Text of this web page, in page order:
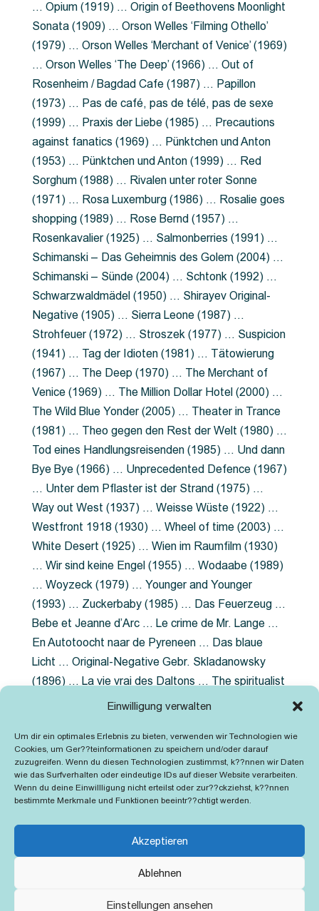
Einwilligung verwalten
Um dir ein optimales Erlebnis zu bieten, verwenden wir Technologien wie
Cookies, um Ger??teinformationen zu speichern und/oder darauf
zuzugreifen. Wenn du diesen Technologien zustimmst, k??nnen wir Daten
wie das Surfverhalten oder eindeutige IDs auf dieser Website verarbeiten.
Wenn du deine Einwillligung nicht erteilst oder zur??ckziehst, k??nnen
bestimmte Merkmale und Funktionen beeintr??chtigt werden.
Akzeptieren
Ablehnen
Einstellungen ansehen
… Opium (1919) … Origin of Beethovens Moonlight
Sonata (1909) … Orson Welles ‘Filming Othello’
(1979) … Orson Welles ‘Merchant of Venice’ (1969)
… Orson Welles ‘The Deep’ (1966) … Out of
Rosenheim / Bagdad Cafe (1987) … Papillon
(1973) … Pas de café, pas de télé, pas de sexe
(1999) … Praxis der Liebe (1985) … Precautions
against fanatics (1969) … Pünktchen und Anton
(1953) … Pünktchen und Anton (1999) … Red
Sorghum (1988) … Rivalen unter roter Sonne
(1971) … Rosa Luxemburg (1986) … Rosalie goes
shopping (1989) … Rose Bernd (1957) …
Rosenkavalier (1925) … Salmonberries (1991) …
Schimanski – Das Geheimnis des Golem (2004) …
Schimanski – Sünde (2004) … Schtonk (1992) …
Schwarzwaldmädel (1950) … Shirayev Original-
Negative (1905) … Sierra Leone (1987) …
Strohfeuer (1972) … Stroszek (1977) … Suspicion
(1941) … Tag der Idioten (1981) … Tätowierung
(1967) … The Deep (1970) … The Merchant of
Venice (1969) … The Million Dollar Hotel (2000) …
The Wild Blue Yonder (2005) … Theater in Trance
(1981) … Theo gegen den Rest der Welt (1980) …
Tod eines Handlungsreisenden (1985) … Und dann
Bye Bye (1966) … Unprecedented Defence (1967)
… Unter dem Pflaster ist der Strand (1975) …
Way out West (1937) … Weisse Wüste (1922) …
Westfront 1918 (1930) … Wheel of time (2003) …
White Desert (1925) … Wien im Raumfilm (1930)
… Wir sind keine Engel (1955) … Wodaabe (1989)
… Woyzeck (1979) … Younger and Younger
(1993) … Zuckerbaby (1985) … Das Feuerzeug …
Bebe et Jeanne d’Arc … Le crime de Mr. Lange …
En Autotoocht naar de Pyreneen … Das blaue
Licht … Original-Negative Gebr. Skladanowsky
(1896) … La vie vrai des Daltons … The spiritualist
photographer … Feuer im Fjord … The Song of the
Grubenlampe … Tolstoy … Grün ist die Heide …
Lady Hamilton … Mütter verzaget nicht …
Ruttmann Werbefilme